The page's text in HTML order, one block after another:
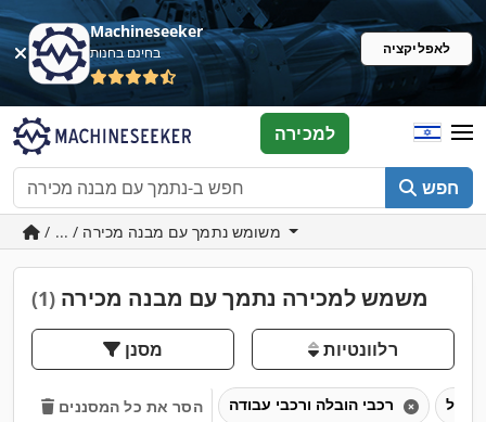
Machineseeker
בחינם בחנות לאפליקציה
חפש
למכירה
משמש למכירה נתמך עם מבנה מכירה (1)
מסנן רלוונטיות
הסר את כל המסננים